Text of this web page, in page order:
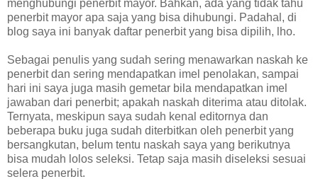
menghubungi penerbit mayor. Bahkan, ada yang tidak tahu
penerbit mayor apa saja yang bisa dihubungi. Padahal, di
blog saya ini banyak daftar penerbit yang bisa dipilih, lho.
Sebagai penulis yang sudah sering menawarkan naskah ke
penerbit dan sering mendapatkan imel penolakan, sampai
hari ini saya juga masih gemetar bila mendapatkan imel
jawaban dari penerbit; apakah naskah diterima atau ditolak.
Ternyata, meskipun saya sudah kenal editornya dan
beberapa buku juga sudah diterbitkan oleh penerbit yang
bersangkutan, belum tentu naskah saya yang berikutnya
bisa mudah lolos seleksi. Tetap saja masih diseleksi sesuai
selera penerbit.